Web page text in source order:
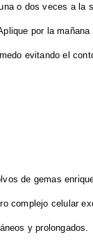
o dos veces a la
por la
evitando el
de gemas
complejo celular
y prolongados.